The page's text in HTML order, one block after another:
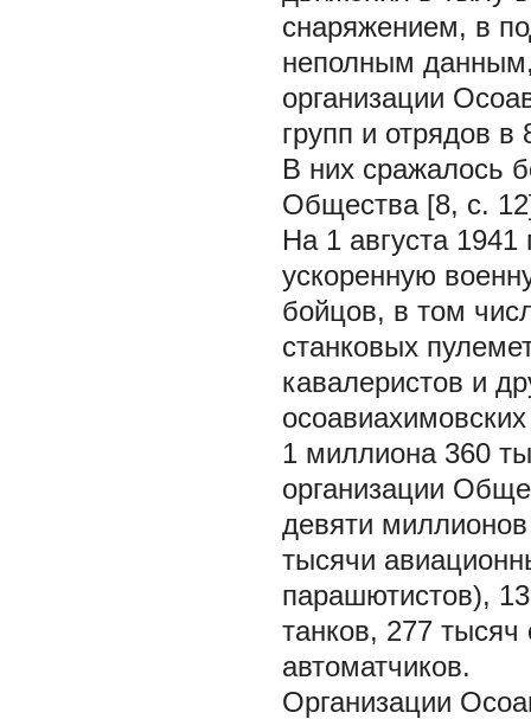
снаряжением, в
неполным
организации
групп и отрядов
В них сражалось
Общества [8, с.
На 1 августа
ускоренную
бойцов, в том
станковых
кавалеристов и
1 миллиона 360
организации
девяти
тысячи
парашютистов),
танков, 277
автоматчиков.
Организации